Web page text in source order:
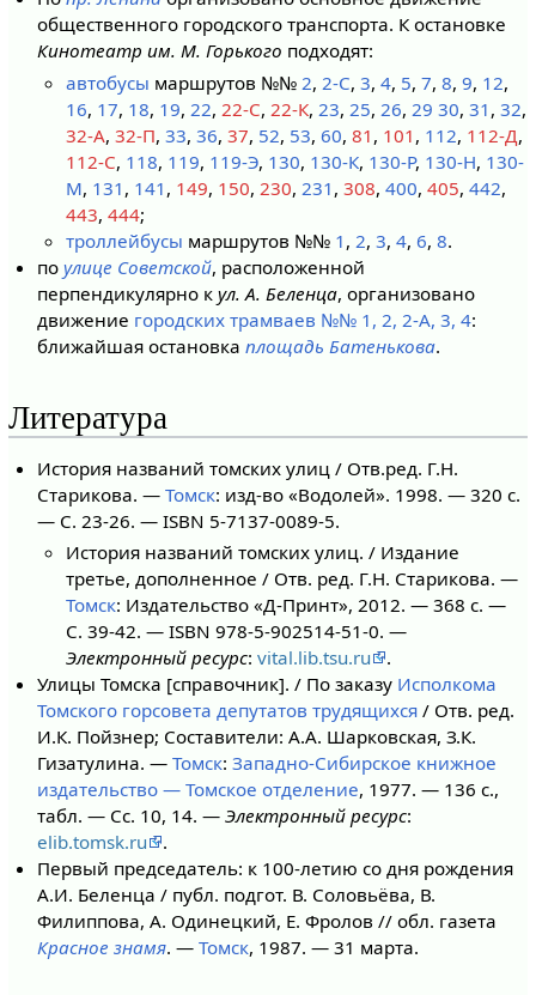
общественного городского транспорта. К остановке
Кинотеатр им. М. Горького подходят:
автобусы маршрутов №№ 2, 2-C,3,4, 5,7,8,9, 12,
16, 17, 18, 19, 22, 22-C, 22-К, 23, 25, 26, 29 30,31 ,32,
32-А,32-П,33,36,37, 52, 53,60,81 , 101 , 112, 112-Д,
112-С, 118, 119, 119-Э, 130, 130-К, 130-Р, 130-Н, 130-
М, 131 , 141 , 149, 150, 230, 231 ,308,400,405,442,
443,444;
троллейбусы маршрутов №№ 1 , 2,3,4,6,8.
поулице Советской, расположенной
перпендикулярно кул. А. Беленца, организовано
движение городских трамваев №№ 1, 2, 2-А, 3, 4:
ближайшая остановкаплощадь Батенькова.
Литература
История названий томских улиц / Отв.ред. Г.Н.
Старикова. —Томск: изд-во «Водолей». 1998. — 320 с.
— С. 23-26. — ISBN 5-7137-0089-5.
История названий томских улиц. / Издание
третье, дополненное / Отв. ред. Г.Н. Старикова. —
Томск: Издательство «Д-Принт», 2012. — 368 с. —
С. 39-42. — ISBN 978-5-902514-51-0. —
Электронный ресурс:vital.lib.tsu.ru
.
Улицы Томска [справочник]. / По заказу Исполкома
Томского горсовета депутатов трудящихся / Отв. ред.
И.К. Пойзнер; Составители: А.А. Шарковская, З.К.
Гизатулина. —Томск:Западно-Сибирское книжное
издательство — Томское отделение, 1977. — 136 с.,
табл. — Cс. 10, 14. —Электронный ресурс:
elib.tomsk.ru
.
Первый председатель: к 100-летию со дня рождения
А.И. Беленца / публ. подгот. В. Соловьёва, В.
Филиппова, А. Одинецкий, Е. Фролов // обл. газета
Красное знамя. —Томск, 1987. — 31 марта.